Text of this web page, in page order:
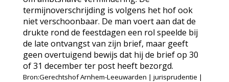
termijnoverschrijding is volgens het hof ook
niet verschoonbaar. De man voert aan dat de
drukte rond de feestdagen een rol speelde bij
de late ontvangst van zijn brief, maar geeft
geen overtuigend bewijs dat hij de brief op 30
of 31 december ter post heeft bezorgd.
Bron:Gerechtshof Arnhem-Leeuwarden | jurisprudentie |